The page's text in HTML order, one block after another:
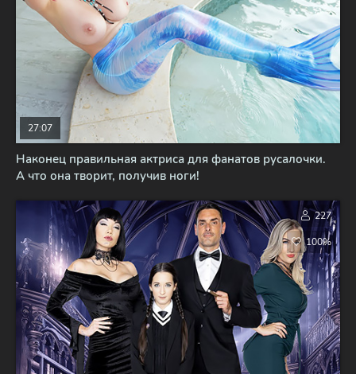
Наконец правильная актриса для фанатов русалочки.
А что она творит, получив ноги!
27:07
227
100%